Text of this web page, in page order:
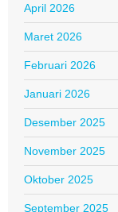
April 2026
Maret 2026
Februari 2026
Januari 2026
Desember 2025
November 2025
Oktober 2025
September 2025